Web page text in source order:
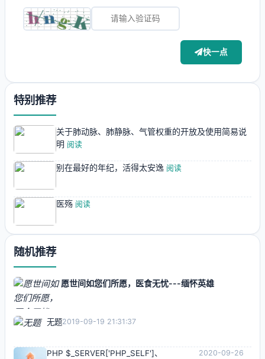
快一点
特别推荐
关于肺动脉、肺静脉、气管权重的开放及使用简易说
明 阅读
别在最好的年纪，活得太安逸 阅读
医殇 阅读
随机推荐
愿世间如您们所愿，医食无忧---缅怀英雄
无题2019-09-19 21:31:37
PHP $_SERVER['PHP_SELF']、
2020-09-26